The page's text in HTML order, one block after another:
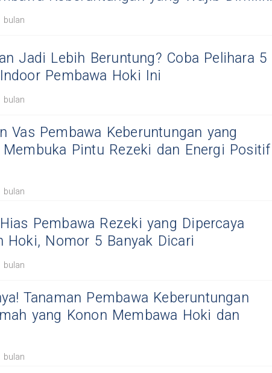
bulan
Jadi Lebih Beruntung? Coba Pelihara 5
Pembawa Hoki Ini
bulan
Vas Pembawa Keberuntungan yang
Membuka Pintu Rezeki dan Energi Positif
bulan
Pembawa Rezeki yang Dipercaya
Hoki, Nomor 5 Banyak Dicari
bulan
Tanaman Pembawa Keberuntungan
yang Konon Membawa Hoki dan
bulan